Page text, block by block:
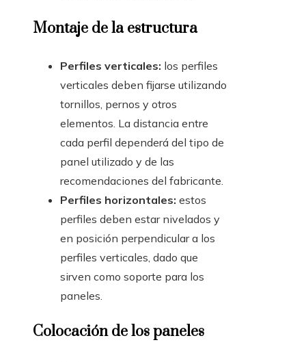
Montaje de la estructura
Perfiles verticales: los perfiles
verticales deben fijarse utilizando
tornillos, pernos y otros
elementos. La distancia entre
cada perfil dependerá del tipo de
panel utilizado y de las
recomendaciones del fabricante.
Perfiles horizontales: estos
perfiles deben estar nivelados y
en posición perpendicular a los
perfiles verticales, dado que
sirven como soporte para los
paneles.
Colocación de los paneles